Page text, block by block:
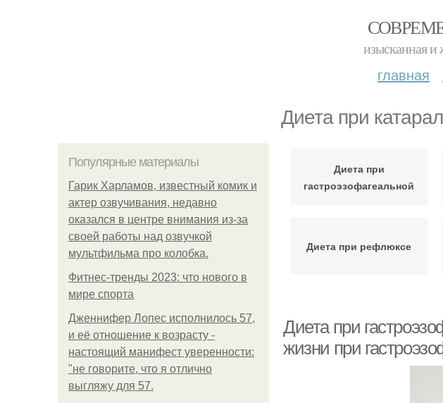
изысканная и
главная
Диета при
Популярные материалы
Гарик Харламов, известный комик и
актер озвучивания, недавно
оказался в центре внимания из-за
своей работы над озвучкой
мультфильма про колобка.
Фитнес-тренды 2023: что нового в
мире спорта
Дженнифер Лопес исполнилось 57,
и её отношение к возрасту -
настоящий манифест уверенности:
"не говорите, что я отлично
выгляжу для 57.
Диета при
гастроэзофагеальной
Диета при рефлюксе
Диета при
жизни при